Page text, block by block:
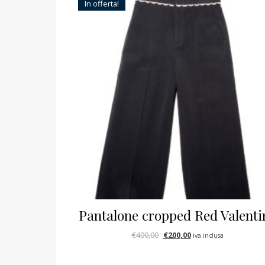
In offerta!
Pantalone cropped Red
€400,00 Il prezzo originale era:
€200,00Il prezzo attuale è:
iva inclusa